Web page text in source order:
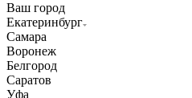
Ваш город
Екатеринбург
Самара
Воронеж
Белгород
Саратов
Уфа